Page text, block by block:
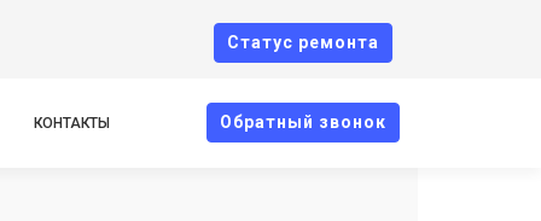
Cтатус ремонта
КОНТАКТЫ Oбратный звонок